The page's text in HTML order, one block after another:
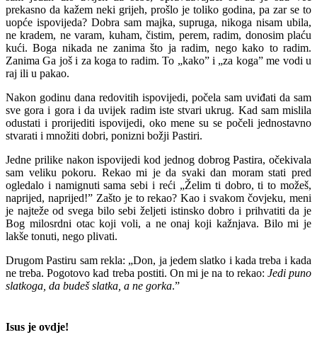
prekasno da kažem neki grijeh, prošlo je toliko godina, pa zar se to
uopće ispovijeda? Dobra sam majka, supruga, nikoga nisam ubila,
ne kradem, ne varam, kuham, čistim, perem, radim, donosim plaću
kući. Boga nikada ne zanima što ja radim, nego kako to radim.
Zanima Ga još i za koga to radim. To „kako” i „za koga” me vodi u
raj ili u pakao.
Nakon godinu dana redovitih ispovijedi, počela sam uviđati da sam
sve gora i gora i da uvijek radim iste stvari ukrug. Kad sam mislila
odustati i prorijediti ispovijedi, oko mene su se počeli jednostavno
stvarati i množiti dobri, ponizni božji Pastiri.
Jedne prilike nakon ispovijedi kod jednog dobrog Pastira, očekivala
sam veliku pokoru. Rekao mi je da svaki dan moram stati pred
ogledalo i namignuti sama sebi i reći „Želim ti dobro, ti to možeš,
naprijed, naprijed!” Zašto je to rekao? Kao i svakom čovjeku, meni
je najteže od svega bilo sebi željeti istinsko dobro i prihvatiti da je
Bog milosrdni otac koji voli, a ne onaj koji kažnjava. Bilo mi je
lakše tonuti, nego plivati.
Drugom Pastiru sam rekla: „Don, ja jedem slatko i kada treba i kada
ne treba. Pogotovo kad treba postiti. On mi je na to rekao: Jedi puno
slatkoga, da budeš slatka, a ne gorka.”
Isus je ovdje!